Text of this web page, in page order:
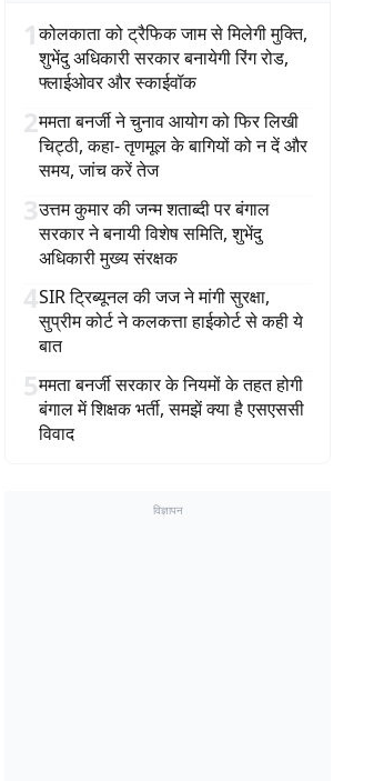
1कोलकाता को ट्रैफिक जाम से मिलेगी मुक्ति,
शुभेंदु अधिकारी सरकार बनायेगी रिंग रोड,
फ्लाईओवर और स्काईवॉक
2ममता बनर्जी ने चुनाव आयोग को फिर लिखी
चिट्ठी, कहा- तृणमूल के बागियों को न दें और
समय, जांच करें तेज
3उत्तम कुमार की जन्म शताब्दी पर बंगाल
सरकार ने बनायी विशेष समिति, शुभेंदु
अधिकारी मुख्य संरक्षक
4SIR ट्रिब्यूनल की जज ने मांगी सुरक्षा,
सुप्रीम कोर्ट ने कलकत्ता हाईकोर्ट से कही ये
बात
5ममता बनर्जी सरकार के नियमों के तहत होगी
बंगाल में शिक्षक भर्ती, समझें क्या है एसएससी
विवाद
विज्ञापन